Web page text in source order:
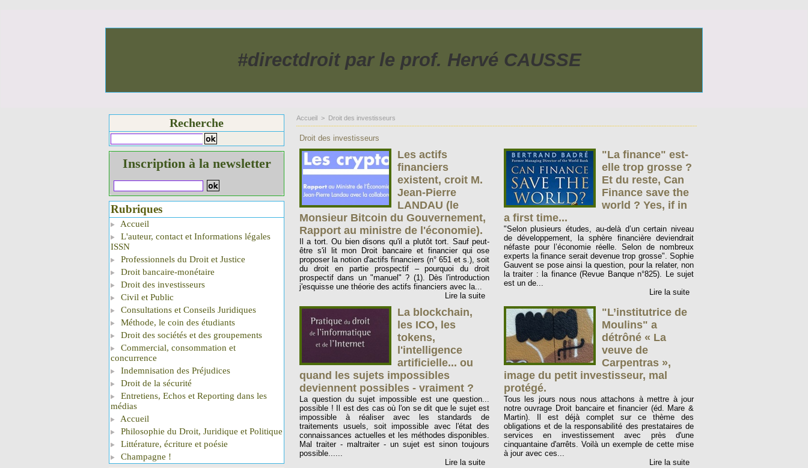
#directdroit par le prof. Hervé CAUSSE
Recherche
Inscription à la newsletter
Rubriques
Accueil
L'auteur, contact et Informations légales
ISSN
Professionnels du Droit et Justice
Droit bancaire-monétaire
Droit des investisseurs
Civil et Public
Consultations et Conseils Juridiques
Méthode, le coin des étudiants
Droit des sociétés et des groupements
Commercial, consommation et
concurrence
Indemnisation des Préjudices
Droit de la sécurité
Entretiens, Echos et Reporting dans les
médias
Accueil
Philosophie du Droit, Juridique et Politique
Littérature, écriture et poésie
Champagne !
Accueil > Droit des investisseurs
Droit des investisseurs
Les actifs
financiers
existent, croit M.
Jean-Pierre
LANDAU (le
Monsieur Bitcoin du Gouvernement,
Rapport au ministre de l'économie).
Il a tort. Ou bien disons qu'il a plutôt tort. Sauf peut-
être s'il lit mon Droit bancaire et financier qui ose
proposer la notion d'actifs financiers (n° 651 et s.), soit
du droit en partie prospectif – pourquoi du droit
prospectif dans un "manuel" ? (1). Dès l'introduction
j'esquisse une théorie des actifs financiers avec la...
Lire la suite
"La finance" est-
elle trop grosse ?
Et du reste, Can
Finance save the
world ? Yes, if in
a first time...
"Selon plusieurs études, au-delà d’un certain niveau
de développement, la sphère financière deviendrait
néfaste pour l’économie réelle. Selon de nombreux
experts la finance serait devenue trop grosse". Sophie
Gauvent se pose ainsi la question, pour la relater, non
la traiter : la finance (Revue Banque n°825). Le sujet
est un de...
Lire la suite
La blockchain,
les ICO, les
tokens,
l'intelligence
artificielle... ou
quand les sujets impossibles
deviennent possibles - vraiment ?
La question du sujet impossible est une question...
possible ! Il est des cas où l'on se dit que le sujet est
impossible à réaliser avec les standards de
traitements usuels, soit impossible avec l'état des
connaissances actuelles et les méthodes disponibles.
Mal traiter - maltraiter - un sujet est sinon toujours
possible......
Lire la suite
"L’institutrice de
Moulins" a
détrôné « La
veuve de
Carpentras »,
image du petit investisseur, mal
protégé.
Tous les jours nous nous attachons à mettre à jour
notre ouvrage Droit bancaire et financier (éd. Mare &
Martin). Il est déjà complet sur ce thème des
obligations et de la responsabilité des prestataires de
services en investissement avec près d'une
cinquantaine d'arrêts. Voilà un exemple de cette mise
à jour avec ces...
Lire la suite